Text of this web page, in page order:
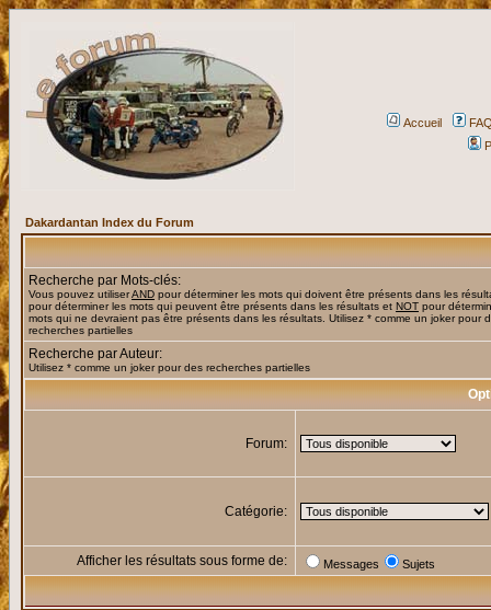
Accueil
Dakardantan Index du Forum
Recherche par Mots-clés:
Vous pouvez utiliserAND pour déterminer les mots qui doivent être présents dans les
pour déterminer les mots qui peuvent être présents dans les résultats et NOT pour
mots qui ne devraient pas être présents dans les résultats. Utilisez * comme un joker pour
recherches partielles
Recherche par Auteur:
Utilisez * comme un joker pour des recherches partielles
Forum:
Catégorie:
Afficher les résultats sous forme de: Messages Sujets